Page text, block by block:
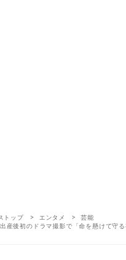
トップ エンタメ
芸能
産後初のドラマ撮影で「命を懸けて守る